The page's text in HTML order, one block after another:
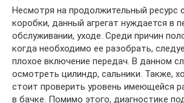
Несмотря на продолжительный ресурс
коробки, данный агрегат нуждается в
обслуживании, уходе. Среди причин
когда необходимо ее разобрать,
плохое включение передач. В данном
осмотреть цилиндр, сальники. Также,
стоит проверить уровень имеющейся
в бачке. Помимо этого, диагностике